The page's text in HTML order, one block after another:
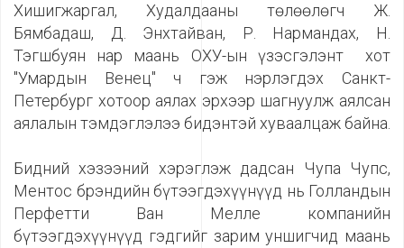
Хишигжаргал, Худалдааны төлөөлөгч Ж.
Бямбадаш, Д. Энхтайван, Р. Нармандах, Н.
Тэгшбуян нар маань ОХУ-ын үзэсгэлэнт хот
"Умардын Венец" ч гэж нэрлэгдэх Санкт-
Петербург хотоор аялах эрхээр шагнуулж аялсан
аялалын тэмдэглэлээ бидэнтэй хуваалцаж байна.
Бидний хэзээний хэрэглэж дадсан Чупа Чупс,
Ментос брэндийн бүтээгдэхүүнүүд нь Голландын
Перфетти Ван Мелле компанийн
бүтээгдэхүүнүүд гэдгийг зарим уншигчид маань